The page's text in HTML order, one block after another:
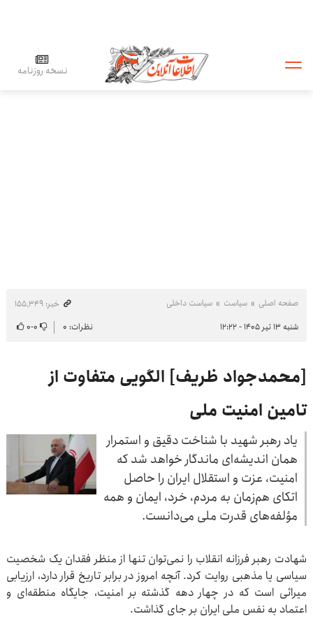
نسخه روزنامه
صفحه اصلی سیاست سیاست داخلی
خبر: ۱۵۵٬۳۴۹
شنبه ۱۳ تیر ۱۴۰۵ - ۱۲:۲۲
نظرات: ۰ ۰-۰
[محمدجواد ظریف] الگویی متفاوت از
تامین امنیت ملی
یاد رهبر شهید با شناخت دقیق و استمرار
همان اندیشه‌ای ماندگار خواهد شد که
امنیت، عزت و استقلال ایران را حاصل
اتکای هم‌زمان به مردم، خرد، ایمان و همه
مؤلفه‌های قدرت ملی می‌دانست.
شهادت رهبر فرزانه انقلاب را نمی‌توان تنها از منظر فقدان یک شخصیت
سیاسی یا مذهبی روایت کرد. آنچه امروز در برابر تاریخ قرار دارد، ارزیابی
میراثی است که در چهار دهه گذشته بر امنیت، جایگاه منطقه‌ای و
اعتماد به نفس ملی ایران بر جای گذاشت.